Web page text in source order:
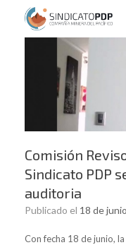
Comisión
Sindicato PDP
auditoria
Publicado el 18 de
Con fecha 18 de junio,